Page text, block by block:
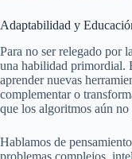
Adaptabilidad y
Para no ser relegado por
una habilidad primordial.
aprender nuevas
complementar o
que los algoritmos aún
Hablamos de
problemas complejos,